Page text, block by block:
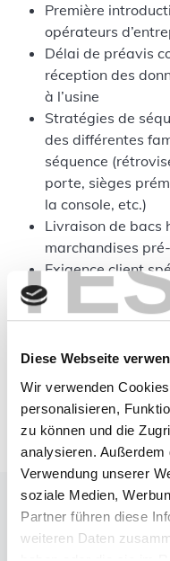
Diese Webseite
Wir verwenden
personalisieren,
zu können und die
analysieren.
Verwendung unserer
soziale Medien,
Partner führen diese
weiteren Daten
Première
opérateurs
Délai de préavis
réception des
à l’usine
Stratégies de
des différentes
séquence
porte, sièges
la console, etc.)
Livraison de bacs
marchandises
Exigence client
séquence
Séquençage
fixe
montage
La solution
Introduction de moviniti
famille de pièces.